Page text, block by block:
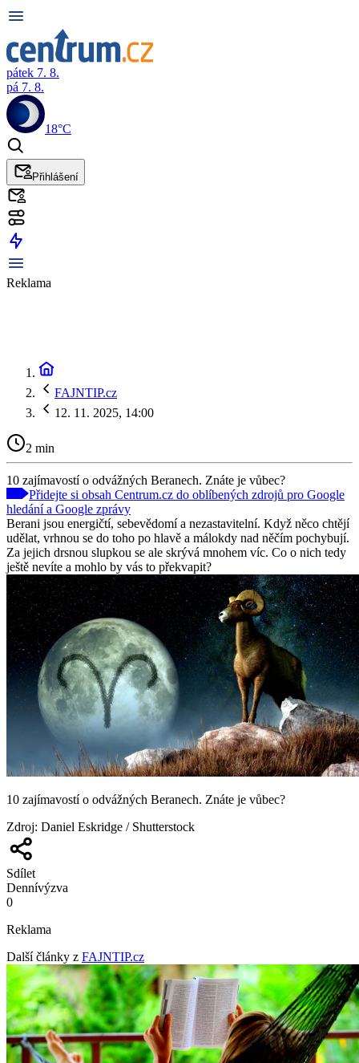
pátek 7. 8.
pá 7. 8.
18°C
Přihlášení
Reklama
FAJNTIP.cz
12. 11. 2025, 14:00
2 min
10 zajímavostí o odvážných Beranech. Znáte je vůbec?
Přidejte si obsah Centrum.cz do oblíbených zdrojů pro Google
hledání a Google zprávy
Berani jsou energičtí, sebevědomí a nezastavitelní. Když něco chtějí
udělat, vrhnou se do toho po hlavě a málokdy nad něčím pochybují.
Za jejich drsnou slupkou se ale skrývá mnohem víc. Co o nich tedy
ještě nevíte a mohlo by vás to překvapit?
10 zajímavostí o odvážných Beranech. Znáte je vůbec?
Zdroj: Daniel Eskridge / Shutterstock
Sdílet
Dennívýzva
0
Reklama
Další články z FAJNTIP.cz